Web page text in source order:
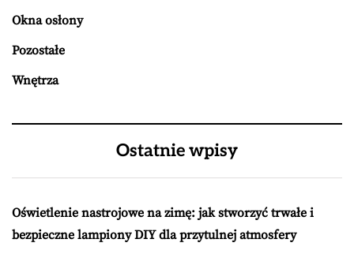
Okna osłony
Pozostałe
Wnętrza
Ostatnie wpisy
Oświetlenie nastrojowe na zimę: jak stworzyć trwałe i
bezpieczne lampiony DIY dla przytulnej atmosfery